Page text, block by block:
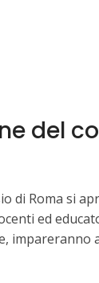
del
di Roma si
ed